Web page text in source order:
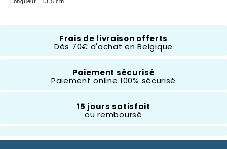
Résine
Thème Cendrillon
Frais de livraison offerts
Dès 70€ d'achat en Belgique
Paiement sécurisé
Paiement online 100% sécurisé
15 jours satisfait
ou remboursé